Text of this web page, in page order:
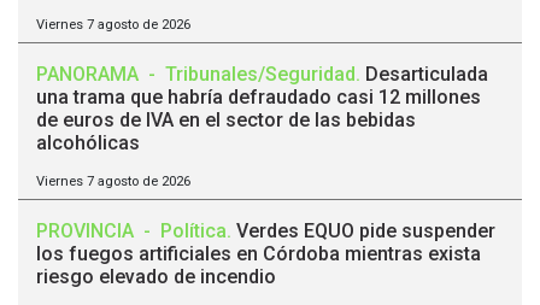
Viernes 7 agosto de 2026
PANORAMA - Tribunales/Seguridad. Desarticulada
una trama que habría defraudado casi 12 millones
de euros de IVA en el sector de las bebidas
alcohólicas
Viernes 7 agosto de 2026
PROVINCIA - Política. Verdes EQUO pide suspender
los fuegos artificiales en Córdoba mientras exista
riesgo elevado de incendio